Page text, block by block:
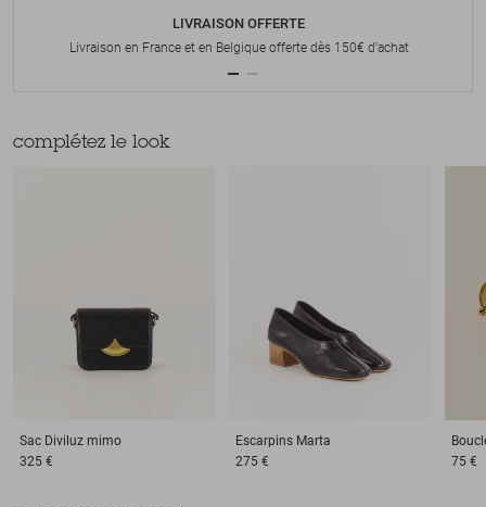
LIVRAISON OFFERTE
Livraison en France et en Belgique offerte dès 150€ d'achat
complétez le look
Sac Diviluz mimo
325 €
Escarpins Marta
275 €
75 €